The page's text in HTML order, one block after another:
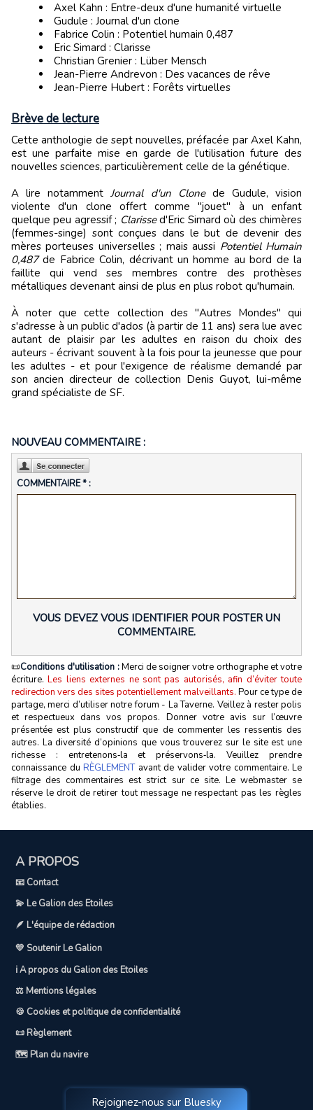
Axel Kahn : Entre-deux d'une humanité virtuelle
Gudule : Journal d'un clone
Fabrice Colin : Potentiel humain 0,487
Eric Simard : Clarisse
Christian Grenier : Lüber Mensch
Jean-Pierre Andrevon : Des vacances de rêve
Jean-Pierre Hubert : Forêts virtuelles
Brève de lecture
Cette anthologie de sept nouvelles, préfacée par Axel Kahn,
est une parfaite mise en garde de l'utilisation future des
nouvelles sciences, particulièrement celle de la génétique.
A lire notammentJournal d'un Clonede Gudule, vision
violente d'un clone offert comme "jouet" à un enfant
quelque peu agressif ; Clarissed'Eric Simard où des chimères
(femmes-singe) sont conçues dans le but de devenir des
mères porteuses universelles ; mais aussi Potentiel Humain
0,487de Fabrice Colin, décrivant un homme au bord de la
faillite qui vend ses membres contre des prothèses
métalliques devenant ainsi de plus en plus robot qu'humain.
À noter que cette collection des "Autres Mondes" qui
s'adresse à un public d'ados (à partir de 11 ans) sera lue avec
autant de plaisir par les adultes en raison du choix des
auteurs - écrivant souvent à la fois pour la jeunesse que pour
les adultes - et pour l'exigence de réalisme demandé par
son ancien directeur de collection Denis Guyot, lui-même
grand spécialiste de SF.
NOUVEAU COMMENTAIRE :
COMMENTAIRE * :
VOUS DEVEZ VOUS IDENTIFIER POUR POSTER UN
COMMENTAIRE.
📜Conditions d'utilisation :Merci de soigner votre orthographe et votre
écriture.Les liens externes ne sont pas autorisés, afin d’éviter toute
redirection vers des sites potentiellement malveillants. Pour ce type de
partage, merci d’utiliser notre forum - La Taverne. Veillez à rester polis
et respectueux dans vos propos. Donner votre avis sur l’œuvre
présentée est plus constructif que de commenter les ressentis des
autres. La diversité d’opinions que vous trouverez sur le site est une
richesse : entretenons‑la et préservons‑la. Veuillez prendre
connaissance du RÈGLEMENTavant de valider votre commentaire. Le
filtrage des commentaires est strict sur ce site. Le webmaster se
réserve le droit de retirer tout message ne respectant pas les règles
établies.
A PROPOS
📧 Contact
💫 Le Galion des Etoiles
🪶 L'équipe de rédaction
💛 Soutenir Le Galion
ℹ️ A propos du Galion des Etoiles
⚖️ Mentions légales
🍪 Cookies et politique de confidentialité
📜 Règlement
🗺️ Plan du navire
Rejoignez-nous sur Bluesky